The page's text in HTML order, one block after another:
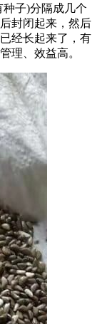
子)分隔成几个
封闭起来，然后
经长起来了，有
理、效益高。